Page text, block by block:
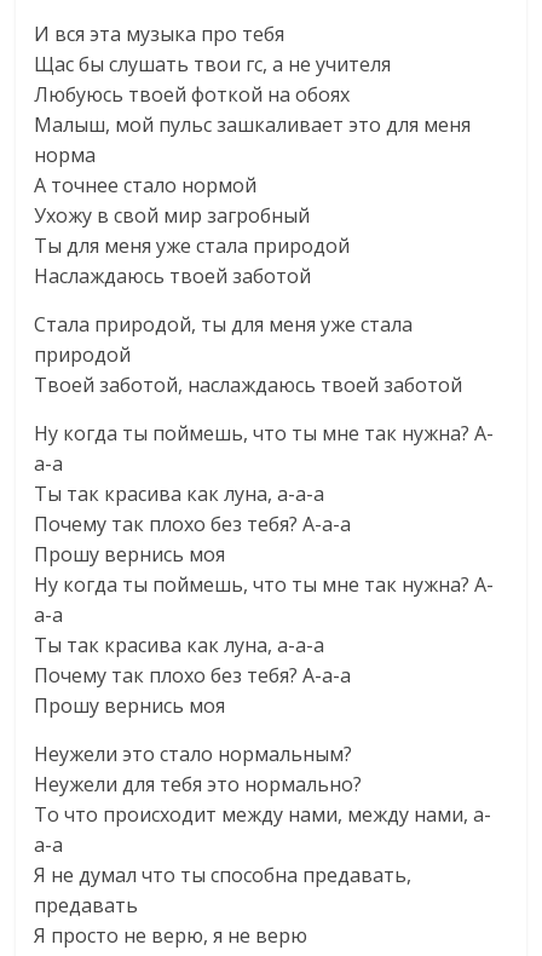
И вся эта музыка про тебя
Щас бы слушать твои гс, а не учителя
Любуюсь твоей фоткой на обоях
Малыш, мой пульс зашкаливает это для меня
норма
А точнее стало нормой
Ухожу в свой мир загробный
Ты для меня уже стала природой
Наслаждаюсь твоей заботой
Cтала природой, ты для меня уже стала
природой
Твоей заботой, наслаждаюсь твоей заботой
Ну когда ты поймешь, что ты мне так нужна? А-
а-а
Ты так красива как луна, а-а-а
Почему так плохо без тебя? А-а-а
Прошу вернись моя
Ну когда ты поймешь, что ты мне так нужна? А-
а-а
Ты так красива как луна, а-а-а
Почему так плохо без тебя? А-а-а
Прошу вернись моя
Неужели это стало нормальным?
Неужели для тебя это нормально?
То что происходит между нами, между нами, а-
а-а
Я не думал что ты способна предавать,
предавать
Я просто не верю, я не верю